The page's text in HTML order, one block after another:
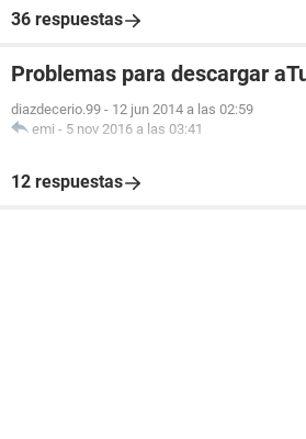
36 respuestas
Problemas para descargar
diazdecerio.99 - 12 jun 2014 a las 02:59
emi - 5 nov 2016 a las 03:41
12 respuestas